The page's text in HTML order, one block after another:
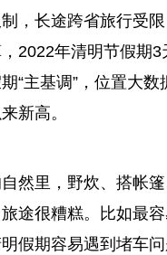
制，长途跨省旅行受
2022年清明节假期
“主基调”，位置大
新高。
然里，野炊、搭帐
途很糟糕。比如最
假期容易遇到堵车